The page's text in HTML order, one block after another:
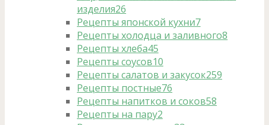
изделия26
Рецепты японской кухни7
Рецепты холодца и заливного8
Рецепты хлеба45
Рецепты соусов10
Рецепты салатов и закусок259
Рецепты постные76
Рецепты напитков и соков58
Рецепты на пару2